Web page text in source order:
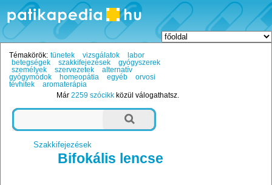
Témakörök: tünetek vizsgálatok
labor
betegségek
szakkifejezések
gyógyszerek
személyek
szervezetek
alternatív
gyógymódok
homeopátia egyéb
orvosi
tévhitek
aromaterápia
Már2259 szócikk közül válogathatsz.
Szakkifejezések
Bifokális lencse